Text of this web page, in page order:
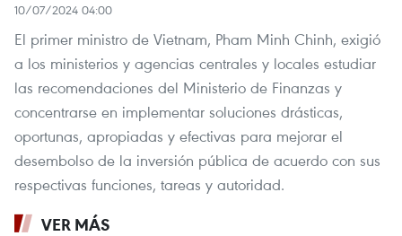
10/07/2024 04:00
El primer ministro de Vietnam, Pham Minh Chinh, exigió
a los ministerios y agencias centrales y locales estudiar
las recomendaciones del Ministerio de Finanzas y
concentrarse en implementar soluciones drásticas,
oportunas, apropiadas y efectivas para mejorar el
desembolso de la inversión pública de acuerdo con sus
respectivas funciones, tareas y autoridad.
VER MÁS